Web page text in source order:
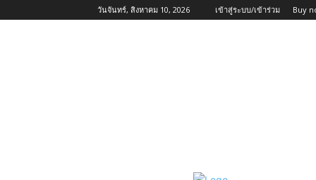
วันจันทร์, สิงหาคม 10, 2026 เข้าสู่ระบบ/เข้าร่วม Buy